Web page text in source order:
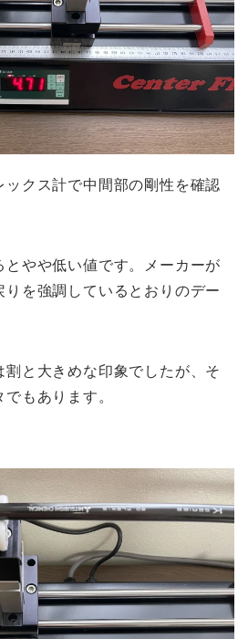
クス計で中間部の剛性を確認
とやや低い値です。メーカーが
りを強調しているとおりのデー
割と大きめな印象でしたが、そ
もあります。